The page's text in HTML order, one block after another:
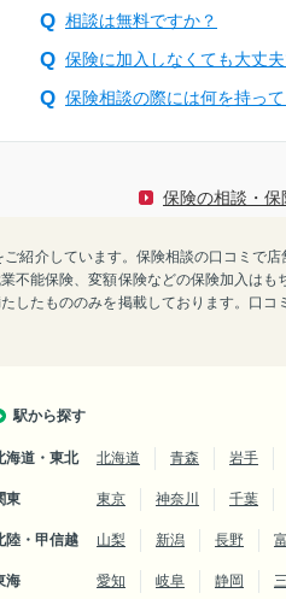
相談は無料ですか？
保険に加入しなくても大丈
保険相談の際には何を持っ
保険の相談・
介しています。保険相談の口コミで
能保険、変額保険などの保険加入は
たもののみを掲載しております。口
駅から探す
海道・東北 北海道 青森 岩手
東 東京 神奈川 千葉
陸・甲信越 山梨 新潟 長野
海 愛知 岐阜 静岡